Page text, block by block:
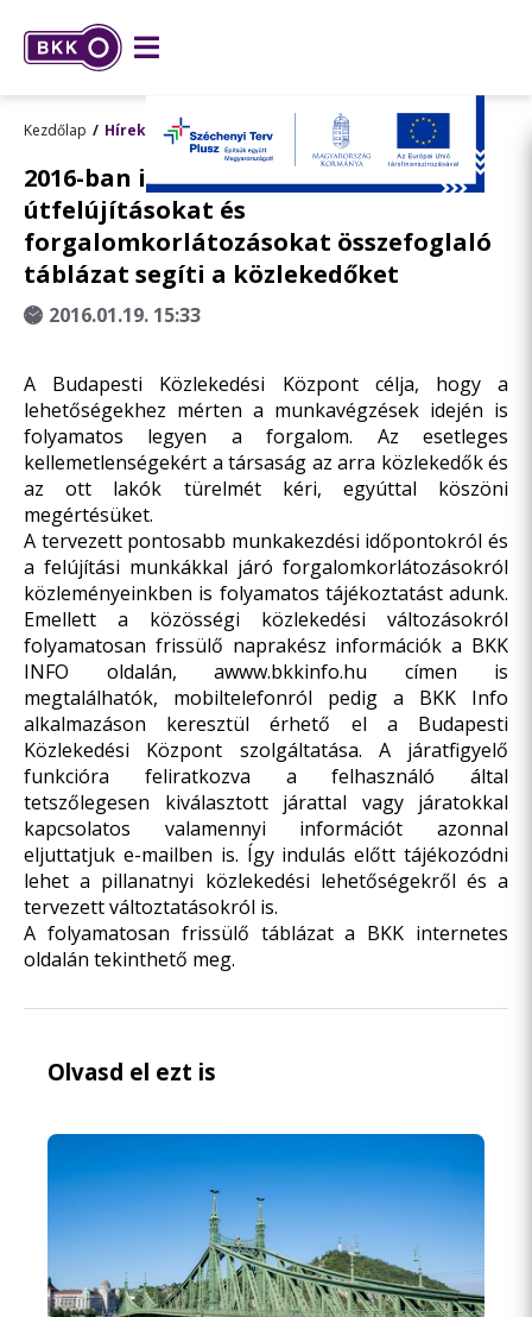
Kezdőlap Hírek
2016-ban is egységes, a fővárosi
útfelújításokat és
forgalomkorlátozásokat összefoglaló
táblázat segíti a közlekedőket
2016.01.19. 15:33
A Budapesti Közlekedési Központ célja, hogy a
lehetőségekhez mérten a munkavégzések idején is
folyamatos legyen a forgalom. Az esetleges
kellemetlenségekért a társaság az arra közlekedők és
az ott lakók türelmét kéri, egyúttal köszöni
megértésüket.
A tervezett pontosabb munkakezdési időpontokról és
a felújítási munkákkal járó forgalomkorlátozásokról
közleményeinkben is folyamatos tájékoztatást adunk.
Emellett a közösségi közlekedési változásokról
folyamatosan frissülő naprakész információk a BKK
INFO oldalán, awww.bkkinfo.hu címen is
megtalálhatók, mobiltelefonról pedig a BKK Info
alkalmazáson keresztül érhető el a Budapesti
Közlekedési Központ szolgáltatása. A járatfigyelő
funkcióra feliratkozva a felhasználó által
tetszőlegesen kiválasztott járattal vagy járatokkal
kapcsolatos valamennyi információt azonnal
eljuttatjuk e-mailben is. Így indulás előtt tájékozódni
lehet a pillanatnyi közlekedési lehetőségekről és a
tervezett változtatásokról is.
A folyamatosan frissülő táblázat a BKK internetes
oldalán tekinthető meg.
Olvasd el ezt is